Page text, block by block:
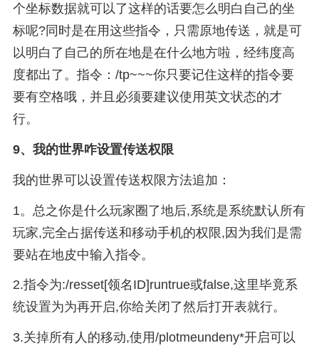
个坐标数据就可以了这样的话要怎么明白自己的坐
标呢?同时是在用这些指令，只需原地传送，就是可
以明白了自己的所在地是在什么地方啦，经纬度高
度都出了。指令：/tp~~~你只要记住这样的指令要
要有空格哦，并且必须要建议使用英文状态的才
行。
9、 我的世界咋设置传送权限
我的世界可以设置传送权限方法追加：
1。总之你是什么玩家圈了地后,系统是系统默认所有
玩家,完全占据传送和移动手机的权限,因为我们是需
要站在地皮中输入指令。
2.指令为:/resset[领名ID]runtrue或false,这里毕竟系
统设置为为再开启,你给关闭了然后打开表就行。
3.关掉所有人的移动,使用/plotmeundeny*开启可以